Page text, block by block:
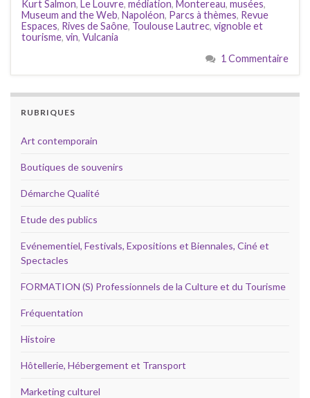
Kurt Salmon, Le Louvre, médiation, Montereau, musées,
Museum and the Web, Napoléon, Parcs à thèmes, Revue
Espaces, Rives de Saône, Toulouse Lautrec, vignoble et
tourisme, vin, Vulcania
1 Commentaire
RUBRIQUES
Art contemporain
Boutiques de souvenirs
Démarche Qualité
Etude des publics
Evénementiel, Festivals, Expositions et Biennales, Ciné et
Spectacles
FORMATION (S) Professionnels de la Culture et du Tourisme
Fréquentation
Histoire
Hôtellerie, Hébergement et Transport
Marketing culturel